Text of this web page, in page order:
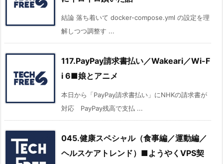
結論 落ち着いて docker-compose.yml の設定を理
解しつつ調整す ...
117.PayPay請求書払い／Wakeari／Wi-F
i 6■娘とアニメ
本日から「PayPay請求書払い」にNHKの請求書が
対応 PayPay残高で支払 ...
045.健康スペシャル（食事編／運動編／
ヘルスケアトレンド）■ようやくVPS契